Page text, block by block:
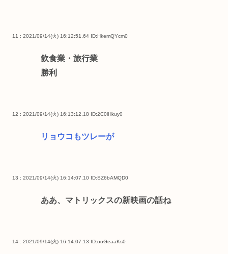
11 : 2021/09/14(火) 16:12:51.64 ID:HkemQYcm0
飲食業・旅行業
勝利
12 : 2021/09/14(火) 16:13:12.18 ID:2C0lHkuy0
リョウコもツレーが
13 : 2021/09/14(火) 16:14:07.10 ID:SZ6bAMQD0
ああ、マトリックスの新映画の話ね
14 : 2021/09/14(火) 16:14:07.13 ID:ooGeaaKs0